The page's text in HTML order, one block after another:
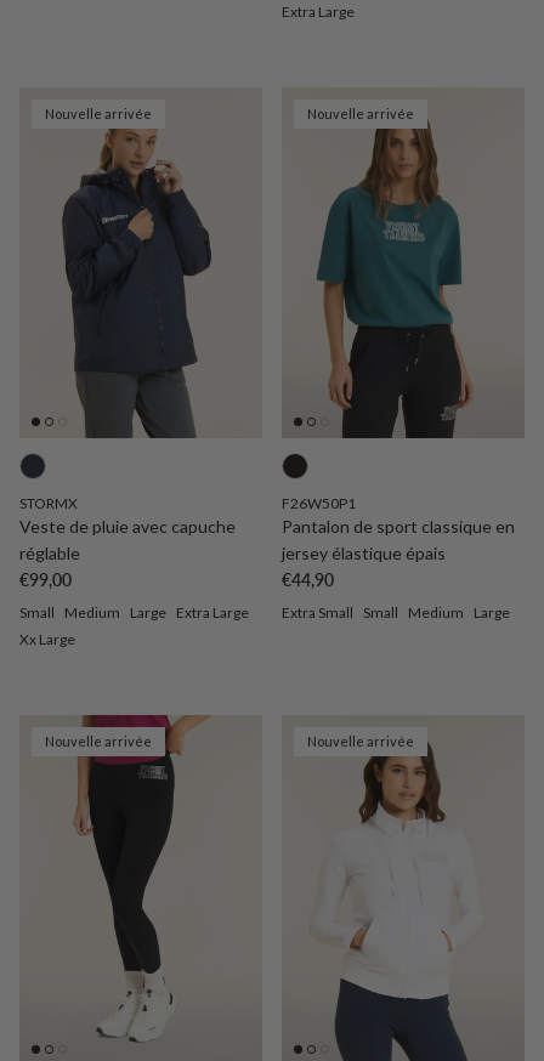
Extra Large
Nouvelle arrivée
STORMX
Veste de pluie avec capuche
réglable
Prix habituel
€99,00
Small Medium Large Extra Large
Xx Large
Nouvelle arrivée
F26W50P1
Pantalon de sport classique en
jersey élastique épais
Prix habituel
€44,90
Extra Small Small Medium Large
Nouvelle arrivée Nouvelle arrivée